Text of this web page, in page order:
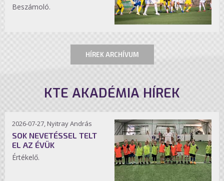
Beszámoló.
HÍREK ARCHÍVUM
KTE AKADÉMIA HÍREK
2026-07-27, Nyitray András
SOK NEVETÉSSEL TELT
EL AZ ÉVÜK
Értékelő.